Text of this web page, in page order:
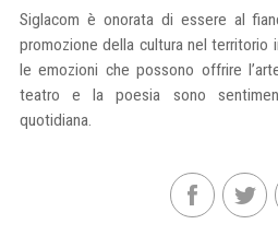
Siglacom è onorata di essere al
promozione della cultura nel territorio
le emozioni che possono offrire
teatro e la poesia sono
quotidiana.